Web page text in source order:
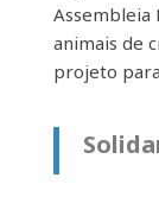
Assembleia
animais de
projeto